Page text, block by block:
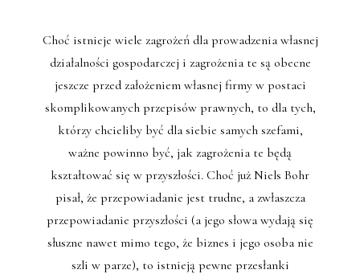
Choć istnieje wiele zagrożeń dla prowadzenia własnej
działalności gospodarczej i zagrożenia te są obecne
jeszcze przed założeniem własnej firmy w postaci
skomplikowanych przepisów prawnych, to dla tych,
którzy chcieliby być dla siebie samych szefami,
ważne powinno być, jak zagrożenia te będą
kształtować się w przyszłości. Choć już Niels Bohr
pisał, że przepowiadanie jest trudne, a zwłaszcza
przepowiadanie przyszłości (a jego słowa wydają się
słuszne nawet mimo tego, że biznes i jego osoba nie
szli w parze), to istnieją pewne przesłanki